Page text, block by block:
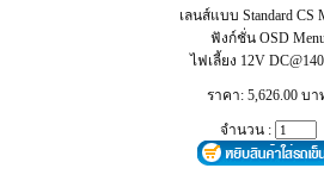
เลนส์แบบ Standard CS
ฟังก์ชั่น OSD Menu
ไฟเลี้ยง 12V
ราคา: 5,626.00 บา
จำนวน :